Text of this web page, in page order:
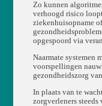
Zo kunnen
verhoogd risico
ziekenhuisopname
opgespoord via
Naarmate systemen
voorspellingen
gezondheidszorg
In plaats van te
zorgverleners steeds